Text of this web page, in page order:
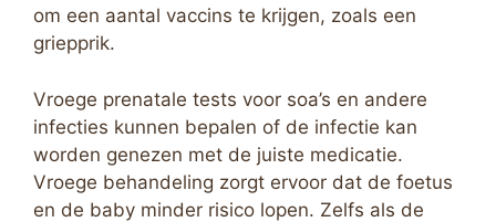
om een aantal vaccins te krijgen, zoals een
griepprik.
Vroege prenatale tests voor soa’s en andere
infecties kunnen bepalen of de infectie kan
worden genezen met de juiste medicatie.
Vroege behandeling zorgt ervoor dat de foetus
en de baby minder risico lopen. Zelfs als de